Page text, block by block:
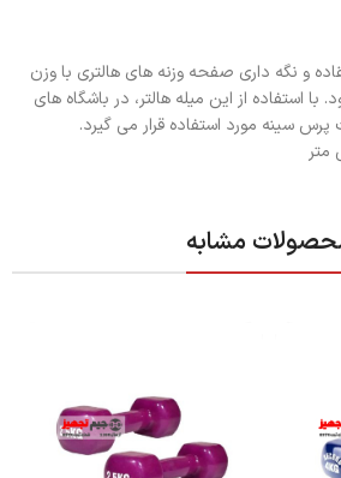
و نگه داری صفحه وزنه های هالتری با وزن
استفاده از این میله هالتر، در باشگاه های
سینه مورد استفاده قرار می گیرد.
مشابه